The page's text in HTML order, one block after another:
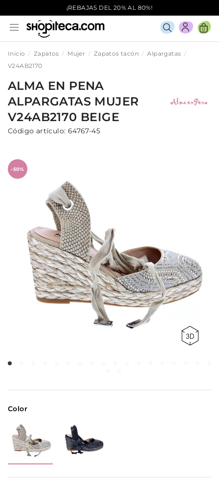
¡REBAJAS DEL 20% AL 80%!
0
Inicio Zapatos Mujer Zapatos tacón
Alpargatas
V24AB2170
ALMA EN PENA
ALPARGATAS MUJER
V24AB2170 BEIGE
Código artículo: 64767-45
-50%
Color